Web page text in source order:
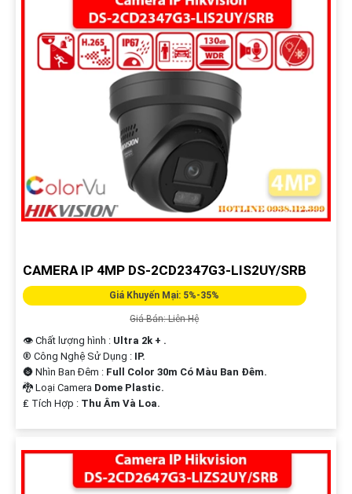
CAMERA IP 4MP DS-2CD2347G3-LIS2UY/SRB
Giá Khuyến Mại: 5%-35%
Giá Bán: Liên Hệ
👁 Chất lượng hình : Ultra 2k + .
®️ Công Nghệ Sử Dụng : IP.
🌚 Nhìn Ban Đêm : Full Color 30m Có Màu Ban Ðêm.
🐉️ Loại Camera Dome Plastic.
️₤ Tích Hợp : Thu Âm Và Loa.